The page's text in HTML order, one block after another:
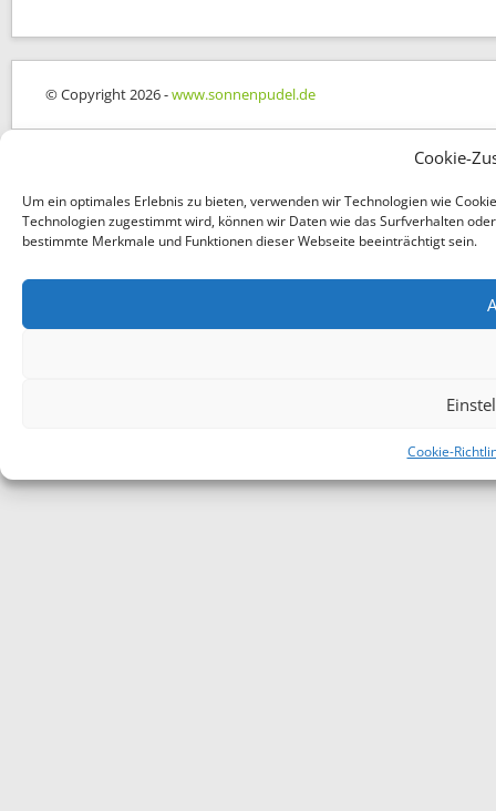
Cookie-
Um ein optimales Erlebnis zu bieten, verwenden wir Technologien wie
Technologien zugestimmt wird, können wir Daten wie das Surfverhalten
bestimmte Merkmale und Funktionen dieser Webseite beeinträchtigt sein.
Cookie-
© Copyright 2026 -www.sonnenpudel.de